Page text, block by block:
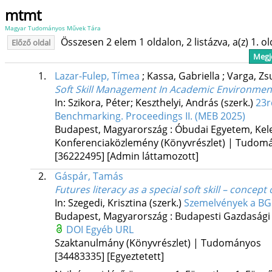
mtmt
Magyar Tudományos Művek Tára
Előző oldal Összesen 2 elem 1 oldalon, 2 listázva, a(z) 1.
1. Lazar-Fulep, Tímea ; Kassa, Gabriella ; Varga,
Soft Skill Management In Academic
In: Szikora, Péter; Keszthelyi, András (szerk.)
Benchmarking. Proceedings II. (MEB 2025)
Budapest, Magyarország : Óbudai Egyetem,
Konferenciaközlemény (Könyvrészlet) |
[36222495] [Admin láttamozott]
2.
Gáspár, Tamás
Futures literacy as a special soft skill – concept
In: Szegedi, Krisztina (szerk.) Szemelvények a
Budapest, Magyarország : Budapesti
DOI Egyéb URL
Szaktanulmány (Könyvrészlet) | Tudományos
[34483335] [Egyeztetett]